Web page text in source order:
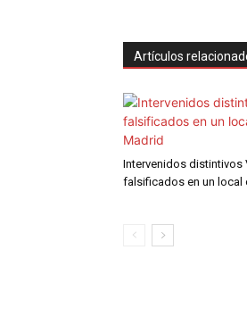
Artículos
Intervenidos distintivos
falsificados en un local